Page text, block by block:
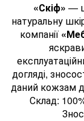
«Скіф» —
натуральну
компанії
догляді,
даний кожзам
Склад: